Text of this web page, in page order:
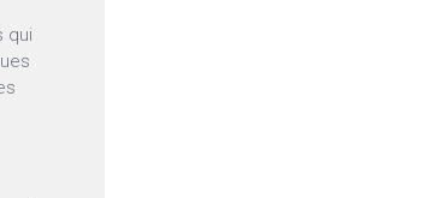
qui